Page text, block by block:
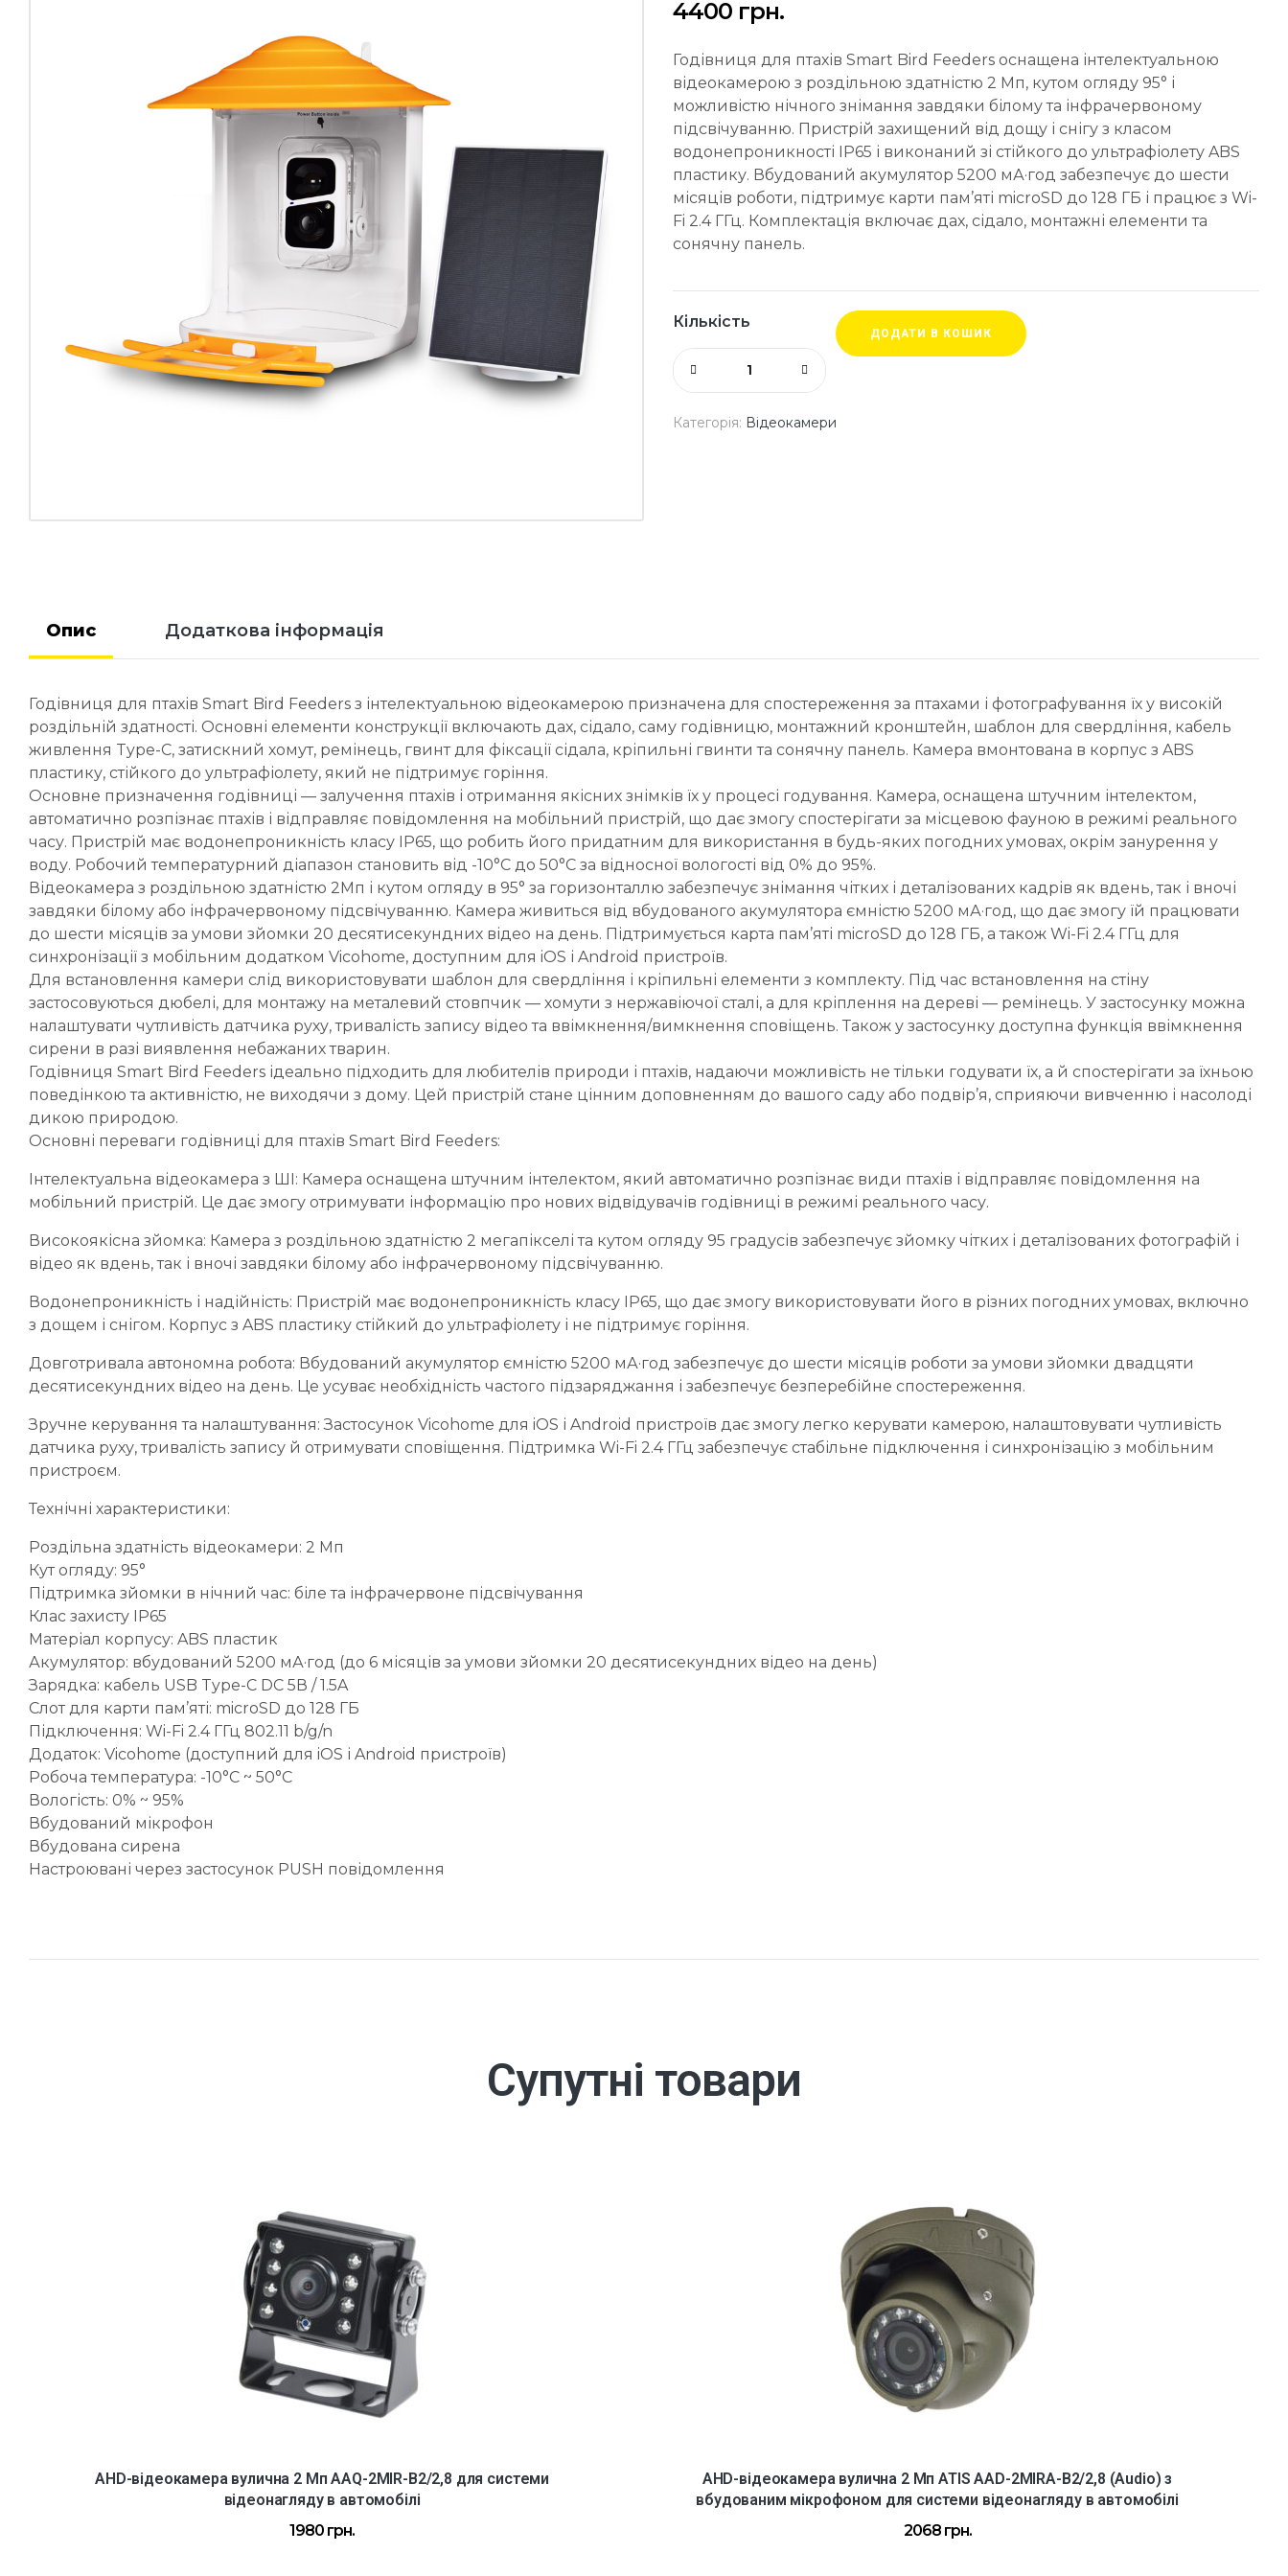
4400 грн.
Годівниця для птахів Smart Bird Feeders оснащена інтелектуальною
відеокамерою з роздільною здатністю 2 Мп, кутом огляду 95° і
можливістю нічного знімання завдяки білому та інфрачервоному
підсвічуванню. Пристрій захищений від дощу і снігу з класом
водонепроникності IP65 і виконаний зі стійкого до ультрафіолету ABS
пластику. Вбудований акумулятор 5200 мА·год забезпечує до шести
місяців роботи, підтримує карти пам’яті microSD до 128 ГБ і працює з Wi-
Fi 2.4 ГГц. Комплектація включає дах, сідало, монтажні елементи та
сонячну панель.
Кількість
ДОДАТИ В КОШИК
Категорія: Відеокамери
Опис Додаткова інформація
Годівниця для птахів Smart Bird Feeders з інтелектуальною відеокамерою призначена для спостереження за птахами і фотографування їх у високій
роздільній здатності. Основні елементи конструкції включають дах, сідало, саму годівницю, монтажний кронштейн, шаблон для свердління, кабель
живлення Type-C, затискний хомут, ремінець, гвинт для фіксації сідала, кріпильні гвинти та сонячну панель. Камера вмонтована в корпус з ABS
пластику, стійкого до ультрафіолету, який не підтримує горіння.
Основне призначення годівниці — залучення птахів і отримання якісних знімків їх у процесі годування. Камера, оснащена штучним інтелектом,
автоматично розпізнає птахів і відправляє повідомлення на мобільний пристрій, що дає змогу спостерігати за місцевою фауною в режимі реального
часу. Пристрій має водонепроникність класу IP65, що робить його придатним для використання в будь-яких погодних умовах, окрім занурення у
воду. Робочий температурний діапазон становить від -10°C до 50°C за відносної вологості від 0% до 95%.
Відеокамера з роздільною здатністю 2Мп і кутом огляду в 95° за горизонталлю забезпечує знімання чітких і деталізованих кадрів як вдень, так і вночі
завдяки білому або інфрачервоному підсвічуванню. Камера живиться від вбудованого акумулятора ємністю 5200 мА·год, що дає змогу їй працювати
до шести місяців за умови зйомки 20 десятисекундних відео на день. Підтримується карта пам’яті microSD до 128 ГБ, а також Wi-Fi 2.4 ГГц для
синхронізації з мобільним додатком Vicohome, доступним для iOS і Android пристроїв.
Для встановлення камери слід використовувати шаблон для свердління і кріпильні елементи з комплекту. Під час встановлення на стіну
застосовуються дюбелі, для монтажу на металевий стовпчик — хомути з нержавіючої сталі, а для кріплення на дереві — ремінець. У застосунку можна
налаштувати чутливість датчика руху, тривалість запису відео та ввімкнення/вимкнення сповіщень. Також у застосунку доступна функція ввімкнення
сирени в разі виявлення небажаних тварин.
Годівниця Smart Bird Feeders ідеально підходить для любителів природи і птахів, надаючи можливість не тільки годувати їх, а й спостерігати за їхньою
поведінкою та активністю, не виходячи з дому. Цей пристрій стане цінним доповненням до вашого саду або подвір’я, сприяючи вивченню і насолоді
дикою природою.
Основні переваги годівниці для птахів Smart Bird Feeders:
Інтелектуальна відеокамера з ШІ: Камера оснащена штучним інтелектом, який автоматично розпізнає види птахів і відправляє повідомлення на
мобільний пристрій. Це дає змогу отримувати інформацію про нових відвідувачів годівниці в режимі реального часу.
Високоякісна зйомка: Камера з роздільною здатністю 2 мегапікселі та кутом огляду 95 градусів забезпечує зйомку чітких і деталізованих фотографій і
відео як вдень, так і вночі завдяки білому або інфрачервоному підсвічуванню.
Водонепроникність і надійність: Пристрій має водонепроникність класу IP65, що дає змогу використовувати його в різних погодних умовах, включно
з дощем і снігом. Корпус з ABS пластику стійкий до ультрафіолету і не підтримує горіння.
Довготривала автономна робота: Вбудований акумулятор ємністю 5200 мА·год забезпечує до шести місяців роботи за умови зйомки двадцяти
десятисекундних відео на день. Це усуває необхідність частого підзаряджання і забезпечує безперебійне спостереження.
Зручне керування та налаштування: Застосунок Vicohome для iOS і Android пристроїв дає змогу легко керувати камерою, налаштовувати чутливість
датчика руху, тривалість запису й отримувати сповіщення. Підтримка Wi-Fi 2.4 ГГц забезпечує стабільне підключення і синхронізацію з мобільним
пристроєм.
Технічні характеристики:
Роздільна здатність відеокамери: 2 Мп
Кут огляду: 95°
Підтримка зйомки в нічний час: біле та інфрачервоне підсвічування
Клас захисту IP65
Матеріал корпусу: ABS пластик
Акумулятор: вбудований 5200 мА·год (до 6 місяців за умови зйомки 20 десятисекундних відео на день)
Зарядка: кабель USB Type-C DC 5В / 1.5A
Слот для карти пам’яті: microSD до 128 ГБ
Підключення: Wi-Fi 2.4 ГГц 802.11 b/g/n
Додаток: Vicohome (доступний для iOS і Android пристроїв)
Робоча температура: -10°C ~ 50°C
Вологість: 0% ~ 95%
Вбудований мікрофон
Вбудована сирена
Настроювані через застосунок PUSH повідомлення
Супутні товари
AHD-відеокамера вулична 2 Мп AAQ-2MIR-B2/2,8 для системи
відеонагляду в автомобілі
1980 грн.
AHD-відеокамера вулична 2 Мп ATIS AAD-2MIRA-B2/2,8 (Audio) з
вбудованим мікрофоном для системи відеонагляду в автомобілі
2068 грн.